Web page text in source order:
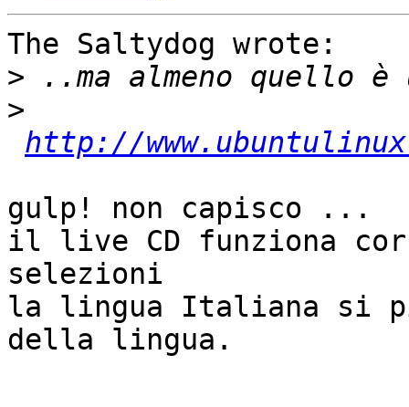
The Saltydog wrote:
>
>
http://
gulp! non capisco ...
il live CD funziona
selezioni
la lingua Italiana si
della lingua.